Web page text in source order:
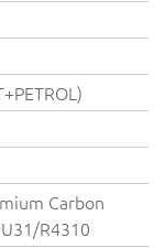
Carbon
R4310